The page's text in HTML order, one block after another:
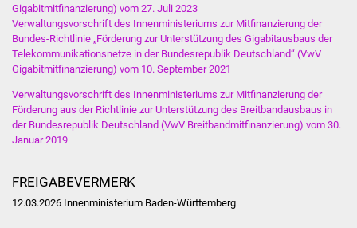
Beschränkte
Ausschreibung
Freihändige Vergabe
Gewerbeverzeichnis
Gigabitmitfinanzierung) vom 27. Juli 2023
Verwaltungsvorschrift des Innenministeriums zur Mitfinanzierung der
Bundes-Richtlinie „Förderung zur Unterstützung des Gigabitausbaus der
Telekommunikationsnetze in der Bundesrepublik Deutschland“ (VwV
Gigabitmitfinanzierung) vom 10. September 2021
Verwaltungsvorschrift des Innenministeriums zur Mitfinanzierung der
Förderung aus der Richtlinie zur Unterstützung des Breitbandausbaus in
der Bundesrepublik Deutschland (VwV Breitbandmitfinanzierung) vom 30.
Januar 2019
FREIGABEVERMERK
12.03.2026Innenministerium Baden-Württemberg